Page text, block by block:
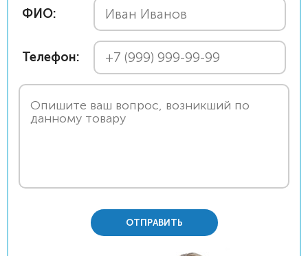
ФИО:
Телефон:
ОТПРАВИТЬ